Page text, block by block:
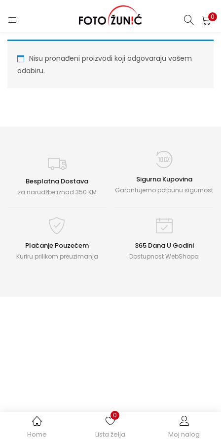
0
Home
0
Lista želja Moj nalog
Nisu pronađeni proizvodi koji odgovaraju vašem
odabiru.
Besplatna Dostava
za narudžbe iznad 350 KM
Sigurna Kupovina
Garantujemo potpunu sigurnost
Plaćanje Pouzećem
Kuriru prilikom preuzimanja
365 Dana U Godini
Dostupnost WebShopa